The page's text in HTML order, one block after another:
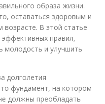
образа жизни.
оставаться здоровым и
В этой статье
правил,
молодость и улучшить
долголетия
фундамент, на котором
должны преобладать